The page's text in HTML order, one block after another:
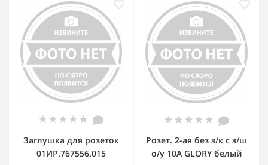
Заглушка для розеток
01ИР.767556.015
Розет. 2-ая без з/к с з/ш
о/у 10А GLORY белый